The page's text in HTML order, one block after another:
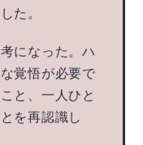
た。
になった。ハ
覚悟が必要で
と、一人ひと
を再認識し